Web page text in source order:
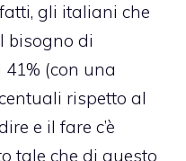
gli italiani che
bisogno di
(con una
rispetto al
e il fare c’è
tale che di questo